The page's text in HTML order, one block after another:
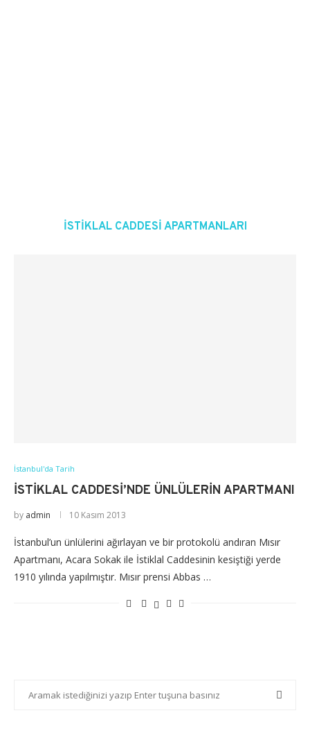
ISTIKLAL CADDESI APARTMANLARI
İstanbul'da Tarih
İSTIKLAL CADDESI’NDE ÜNLÜLERIN APARTMANI
by admin 10 Kasım 2013
İstanbul’un ünlülerini ağırlayan ve bir protokolü andıran Mısır
Apartmanı, Acara Sokak ile İstiklal Caddesinin kesiştiği yerde
1910 yılında yapılmıştır. Mısır prensi Abbas …